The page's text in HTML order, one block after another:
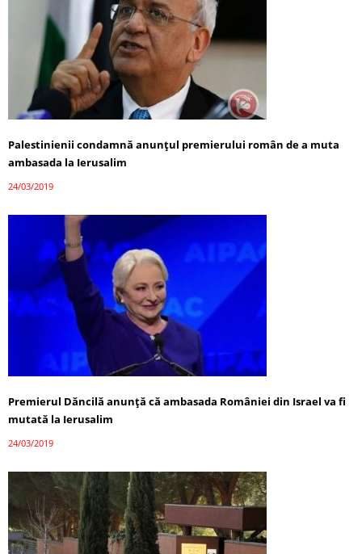
Palestinienii condamnă anunţul premierului român de a muta
ambasada la Ierusalim
24/03/2019
Premierul Dăncilă anunţă că ambasada României din Israel va fi
mutată la Ierusalim
24/03/2019